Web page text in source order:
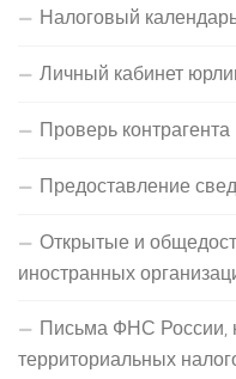
Налоговый
Личный кабинет
Проверь контрагента
Предоставление
Открытые и
иностранных
Письма ФНС России,
территориальных